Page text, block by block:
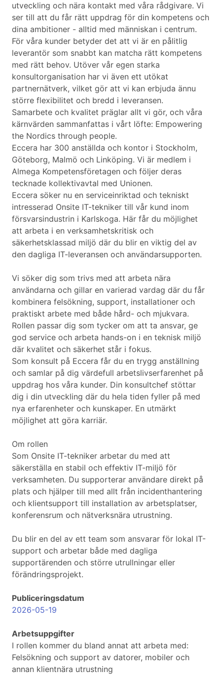
utveckling och nära kontakt med våra rådgivare. Vi
ser till att du får rätt uppdrag för din kompetens och
dina ambitioner - alltid med människan i centrum.
För våra kunder betyder det att vi är en pålitlig
leverantör som snabbt kan matcha rätt kompetens
med rätt behov. Utöver vår egen starka
konsultorganisation har vi även ett utökat
partnernätverk, vilket gör att vi kan erbjuda ännu
större flexibilitet och bredd i leveransen.
Samarbete och kvalitet präglar allt vi gör, och våra
kärnvärden sammanfattas i vårt löfte: Empowering
the Nordics through people.
Eccera har 300 anställda och kontor i Stockholm,
Göteborg, Malmö och Linköping. Vi är medlem i
Almega Kompetensföretagen och följer deras
tecknade kollektivavtal med Unionen.
Eccera söker nu en serviceinriktad och tekniskt
intresserad Onsite IT-tekniker till vår kund inom
försvarsindustrin i Karlskoga. Här får du möjlighet
att arbeta i en verksamhetskritisk och
säkerhetsklassad miljö där du blir en viktig del av
den dagliga IT-leveransen och användarsupporten.
Vi söker dig som trivs med att arbeta nära
användarna och gillar en varierad vardag där du får
kombinera felsökning, support, installationer och
praktiskt arbete med både hård- och mjukvara.
Rollen passar dig som tycker om att ta ansvar, ge
god service och arbeta hands-on i en teknisk miljö
där kvalitet och säkerhet står i fokus.
Som konsult på Eccera får du en trygg anställning
och samlar på dig värdefull arbetslivserfarenhet på
uppdrag hos våra kunder. Din konsultchef stöttar
dig i din utveckling där du hela tiden fyller på med
nya erfarenheter och kunskaper. En utmärkt
möjlighet att göra karriär.
Om rollen
Som Onsite IT-tekniker arbetar du med att
säkerställa en stabil och effektiv IT-miljö för
verksamheten. Du supporterar användare direkt på
plats och hjälper till med allt från incidenthantering
och klientsupport till installation av arbetsplatser,
konferensrum och nätverksnära utrustning.
Du blir en del av ett team som ansvarar för lokal IT-
support och arbetar både med dagliga
supportärenden och större utrullningar eller
förändringsprojekt.
Publiceringsdatum
2026-05-19
Arbetsuppgifter
I rollen kommer du bland annat att arbeta med:
Felsökning och support av datorer, mobiler och
annan klientnära utrustning